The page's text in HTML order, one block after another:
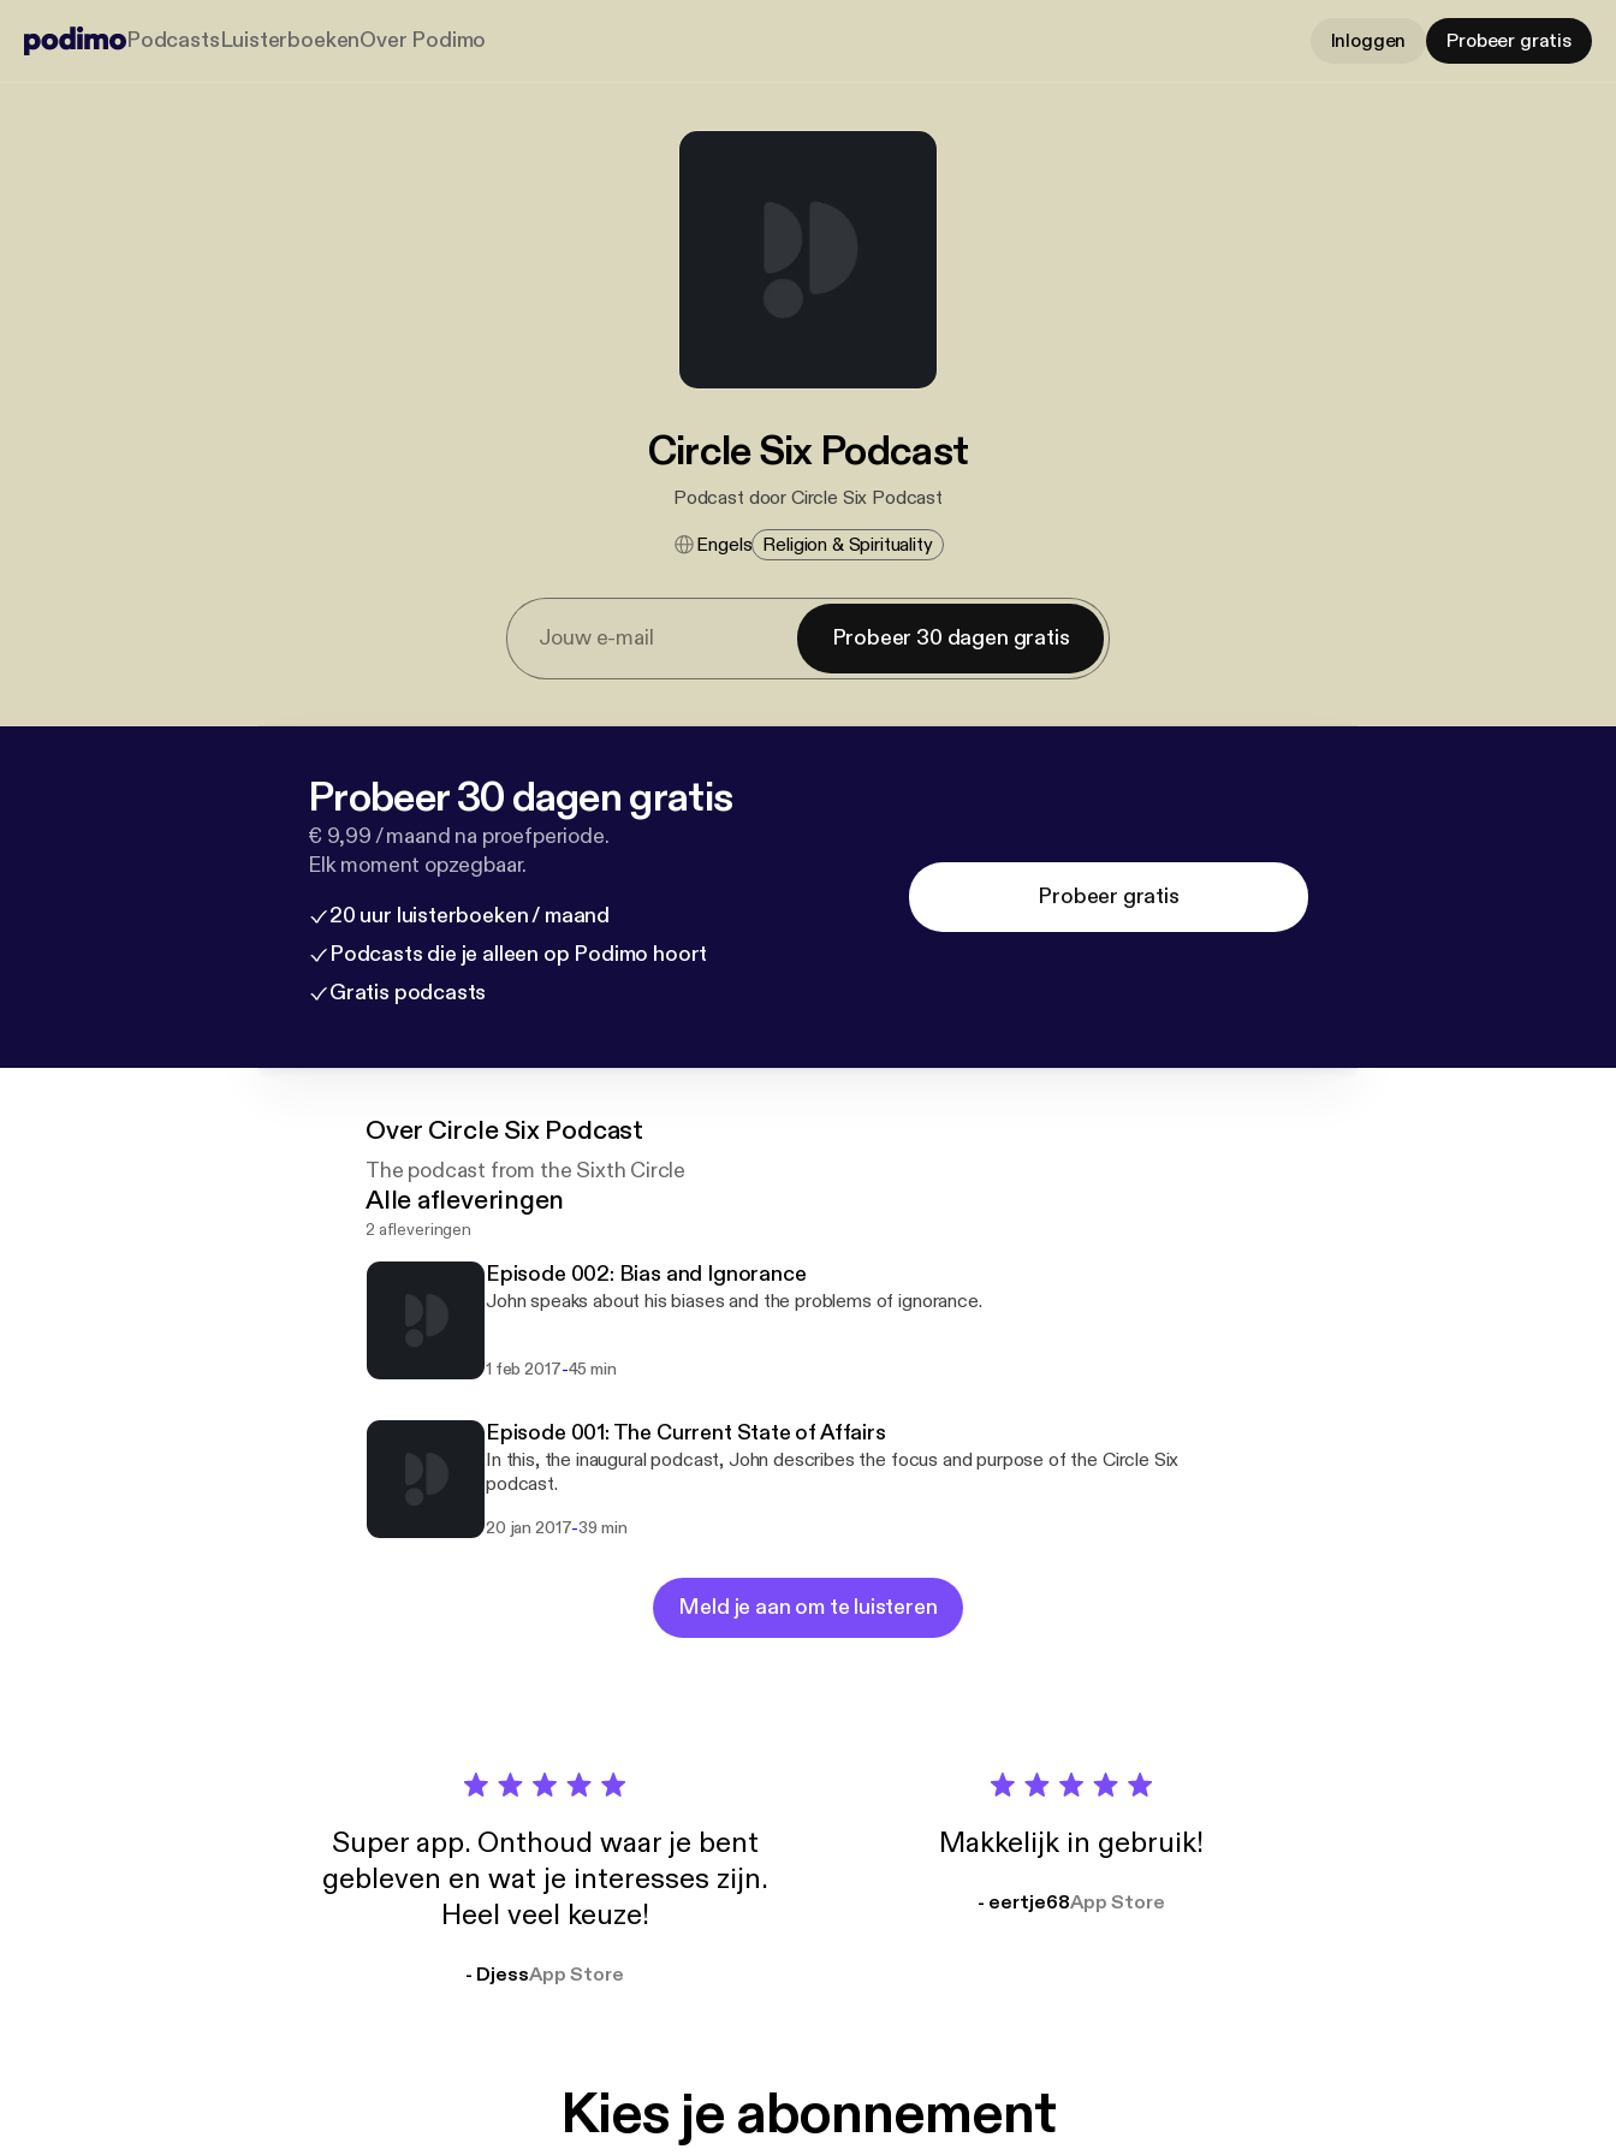
PodcastsLuisterboekenOver Podimo Inloggen Probeer gratis
Circle Six Podcast
Podcast door Circle Six Podcast
Engels Religion & Spirituality
Probeer 30 dagen gratis
Probeer 30 dagen gratis
€ 9,99 / maand na proefperiode.
Elk moment opzegbaar.
20 uur luisterboeken / maand
Podcasts die je alleen op Podimo hoort
Gratis podcasts
Probeer gratis
Over Circle Six Podcast
The podcast from the Sixth Circle
Alle afleveringen
2 afleveringen
Episode 002: Bias and Ignorance
John speaks about his biases and the problems of ignorance.
1 feb 2017-45 min
Episode 001: The Current State of Affairs
In this, the inaugural podcast, John describes the focus and purpose of the Circle Six
podcast.
20 jan 2017-39 min
Meld je aan om te luisteren
Super app. Onthoud waar je bent
gebleven en wat je interesses zijn.
Heel veel keuze!
- DjessApp Store
Makkelijk in gebruik!
- eertje68App Store
Kies je abonnement